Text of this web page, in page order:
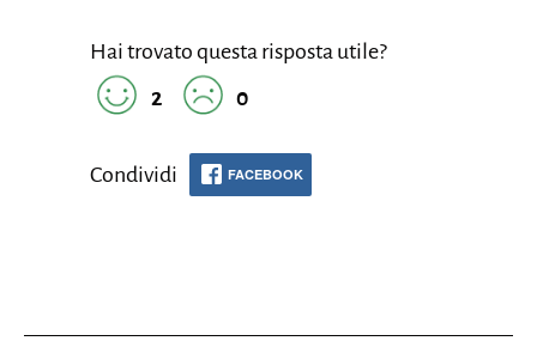
Hai trovato questa risposta utile?
2
0
Condividi FACEBOOK